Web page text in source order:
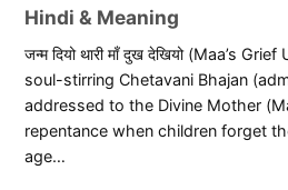
Hindi & Meaning
जन्म दियो थारी माँ दुख देखियो (Maa’s
soul-stirring Chetavani Bhajan
addressed to the Divine Mother
repentance when children forget
age…